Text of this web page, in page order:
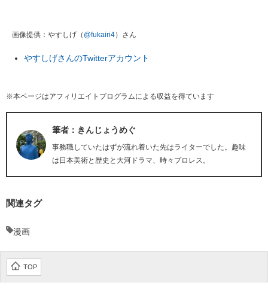
画像提供：やすしげ（ @fukairi4）さん
やすしげさんのTwitterアカウント
※本ページはアフィリエイトプログラムによる収益を得ています
筆者：きんじょうめぐ
事務職していたはずが流れ着いた先はライターでした。趣味
は日本美術と歴史と大河ドラマ、時々プロレス。
関連タグ
漫画
TOP